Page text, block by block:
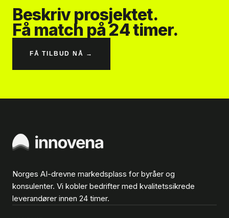
Beskriv prosjektet.
Få match på 24 timer.
FÅ TILBUD NÅ →
Norges AI-drevne markedsplass for byråer og
konsulenter. Vi kobler bedrifter med kvalitetssikrede
leverandører innen 24 timer.